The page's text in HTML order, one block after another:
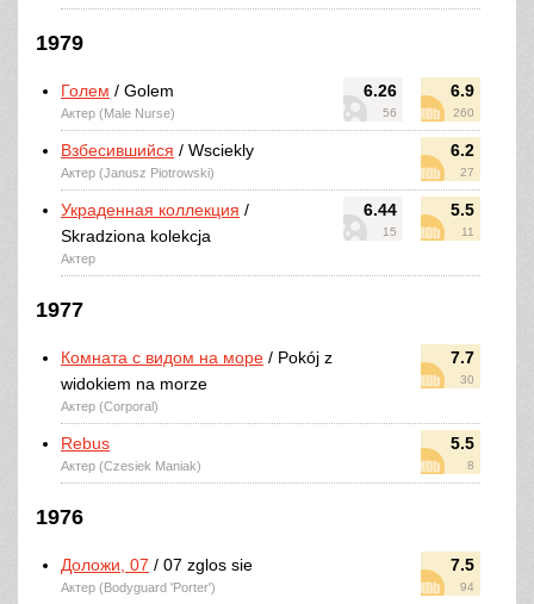
1979
6.26
56
6.9
260
Голем / Golem
Актер (Male Nurse)
6.2
27
Взбесившийся / Wsciekly
Актер (Janusz Piotrowski)
6.44
15
5.5
11
Украденная коллекция /
Skradziona kolekcja
Актер
1977
7.7
30
Комната с видом на море / Pokój z
widokiem na morze
Актер (Corporal)
5.5
8
Rebus
Актер (Czesiek Maniak)
1976
7.5
94
Доложи, 07 / 07 zglos sie
Актер (Bodyguard 'Porter')